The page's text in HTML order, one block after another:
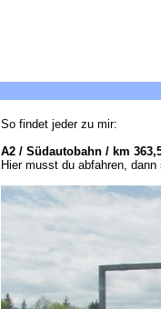
So findet jeder zu mir:
A2 / Südautobahn / km
Hier musst du abfahren,